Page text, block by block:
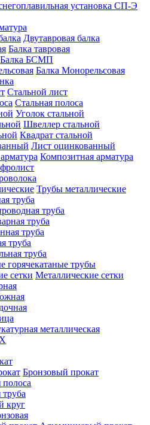
установка СП-Э
Двутавровая балка
Балка тавровая
Балка БСМП
Балка Монорельсовая
Стальной лист
Стальная полоса
Уголок стальной
Швеллер стальной
Квадрат стальной
Лист оцинкованный
Композитная арматура
Трубы металлические
труба
труба
труба
труба
труба
труба
горячекатаные трубы
Металлические сетки
металлическая
Бронзовый прокат
полоса
труба
круг